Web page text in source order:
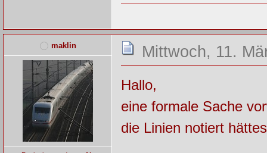
maklin Mittwoch, 11.
Hallo,
eine formale Sache
die Linien notiert